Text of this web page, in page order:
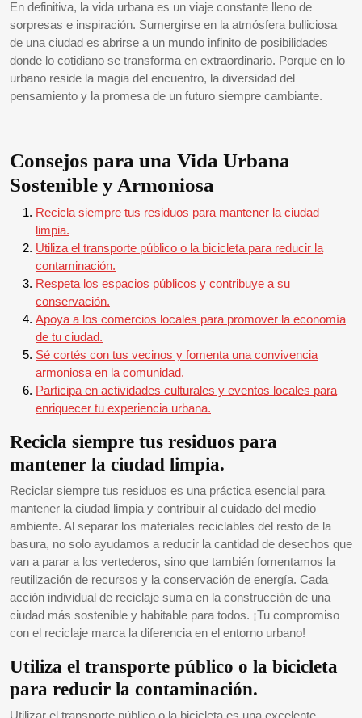
En definitiva, la vida urbana es un viaje constante lleno de
sorpresas e inspiración. Sumergirse en la atmósfera bulliciosa
de una ciudad es abrirse a un mundo infinito de posibilidades
donde lo cotidiano se transforma en extraordinario. Porque en lo
urbano reside la magia del encuentro, la diversidad del
pensamiento y la promesa de un futuro siempre cambiante.
Consejos para una Vida Urbana
Sostenible y Armoniosa
Recicla siempre tus residuos para mantener la ciudad
limpia.
Utiliza el transporte público o la bicicleta para reducir la
contaminación.
Respeta los espacios públicos y contribuye a su
conservación.
Apoya a los comercios locales para promover la economía
de tu ciudad.
Sé cortés con tus vecinos y fomenta una convivencia
armoniosa en la comunidad.
Participa en actividades culturales y eventos locales para
enriquecer tu experiencia urbana.
Recicla siempre tus residuos para
mantener la ciudad limpia.
Reciclar siempre tus residuos es una práctica esencial para
mantener la ciudad limpia y contribuir al cuidado del medio
ambiente. Al separar los materiales reciclables del resto de la
basura, no solo ayudamos a reducir la cantidad de desechos que
van a parar a los vertederos, sino que también fomentamos la
reutilización de recursos y la conservación de energía. Cada
acción individual de reciclaje suma en la construcción de una
ciudad más sostenible y habitable para todos. ¡Tu compromiso
con el reciclaje marca la diferencia en el entorno urbano!
Utiliza el transporte público o la bicicleta
para reducir la contaminación.
Utilizar el transporte público o la bicicleta es una excelente